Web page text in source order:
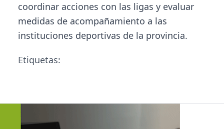
coordinar acciones con las ligas y evaluar
medidas de acompañamiento a las
instituciones deportivas de la provincia.
Etiquetas: